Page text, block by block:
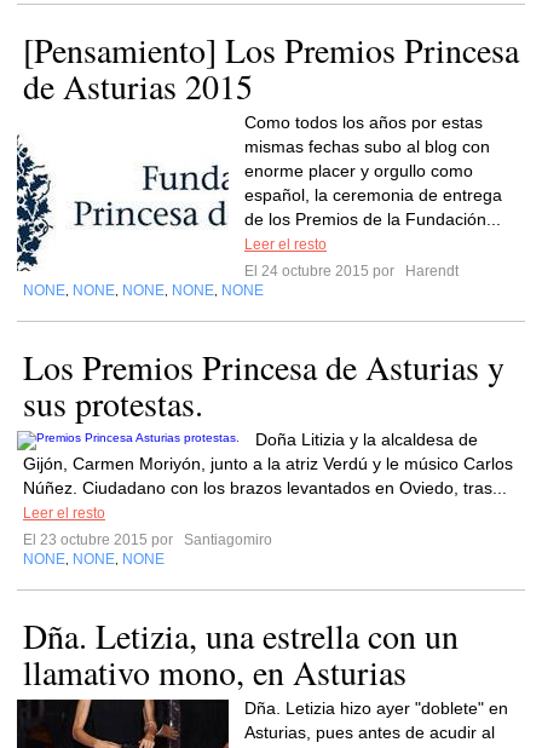
[Pensamiento] Los Premios Princesa
de Asturias 2015
Como todos los años por estas
mismas fechas subo al blog con
enorme placer y orgullo como
español, la ceremonia de entrega
de los Premios de la Fundación...
Leer el resto
El 24 octubre 2015 por
Harendt
NONE NONE NONE NONE NONE
Los Premios Princesa de Asturias y
sus protestas.
Doña Litizia y la alcaldesa de
Gijón, Carmen Moriyón, junto a la atriz Verdú y le músico Carlos
Núñez. Ciudadano con los brazos levantados en Oviedo, tras...
Leer el resto
El 23 octubre 2015 por
Santiagomiro
NONE NONE NONE
Dña. Letizia, una estrella con un
llamativo mono, en Asturias
Dña. Letizia hizo ayer "doblete" en
Asturias, pues antes de acudir al